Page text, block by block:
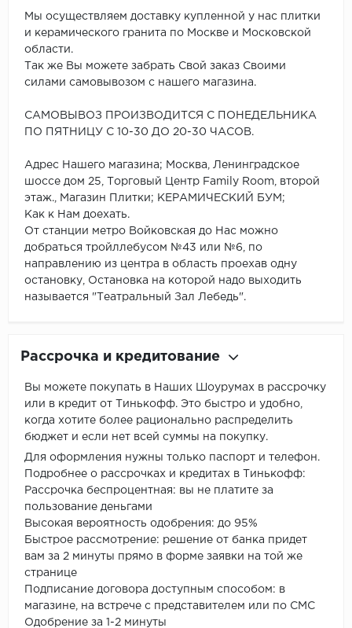
Мы осуществляем доставку купленной у нас плитки
и керамического гранита по Москве и Московской
области.
Так же Вы можете забрать Свой заказ Своими
силами самовывозом с нашего магазина.
САМОВЫВОЗ ПРОИЗВОДИТСЯ С ПОНЕДЕЛЬНИКА
ПО ПЯТНИЦУ С 10-30 ДО 20-30 ЧАСОВ.
Адрес Нашего магазина; Москва, Ленинградское
шоссе дом 25, Торговый Центр Family Room, второй
этаж., Магазин Плитки; КЕРАМИЧЕСКИЙ БУМ;
Как к Нам доехать.
От станции метро Войковская до Нас можно
добраться тройллебусом №43 или №6, по
направлению из центра в область проехав одну
остановку, Остановка на которой надо выходить
называется "Театральный Зал Лебедь".
Рассрочка и кредитование
Вы можете покупать в Наших Шоурумах в рассрочку
или в кредит от Тинькофф. Это быстро и удобно,
когда хотите более рационально распределить
бюджет и если нет всей суммы на покупку.
Для оформления нужны только паспорт и телефон.
Подробнее о рассрочках и кредитах в Тинькофф:
Рассрочка беспроцентная: вы не платите за
пользование деньгами
Высокая вероятность одобрения: до 95%
Быстрое рассмотрение: решение от банка придет
вам за 2 минуты прямо в форме заявки на той же
странице
Подписание договора доступным способом: в
магазине, на встрече с представителем или по СМС
Одобрение за 1-2 минуты